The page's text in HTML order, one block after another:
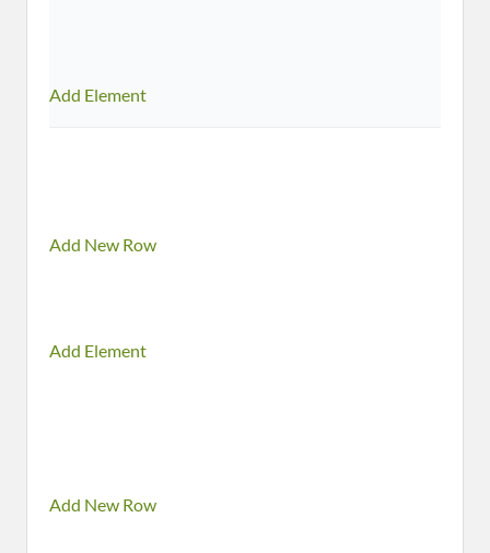
Add Element
Add New Row
Add Element
Add New Row